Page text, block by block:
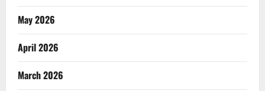
May 2026
April 2026
March 2026